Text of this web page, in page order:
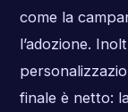
come la
l’adozione.
finale è netto: